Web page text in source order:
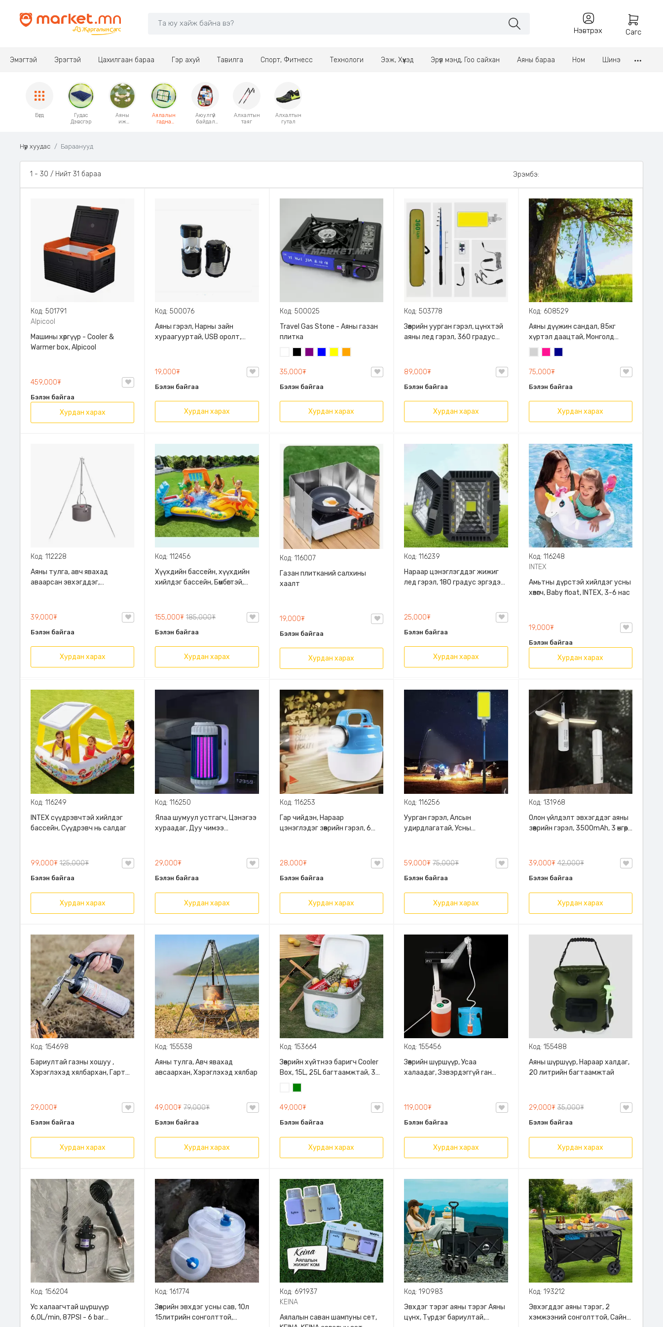
Нэвтрэх Сагс
Эмэгтэй Эрэгтэй Цахилгаан бараа Гэр ахуй Тавилга Спорт, Фитнесс Технологи Ээж, Хүүхэд Эрүүл мэнд, Гоо сайхан Аяны бараа Ном Шинэ
Бүгд
Гудас
Дэвсгэр
Аяны
иж
Аялалын
гадна
Аюулгүй
байдал
Алхалтын
таяг
Алхалтын
гутал
Нүүр хуудас Бараанууд
1 - 30 / Нийт 31 бараа Эрэмбэ:
Код: 501791
Alpicool
Машины хөргүүр - Cooler &
Warmer box, Alpicool
459,000₮
Бэлэн байгаа
Хурдан харах
Код: 500076
Аяны гэрэл, Нарны зайн
хураагууртай, USB оролт,
19,000₮
Бэлэн байгаа
Хурдан харах
Код: 500025
Travel Gas Stone - Аяны газан
плитка
35,000₮
Бэлэн байгаа
Хурдан харах
Код: 503778
Зөөврийн уурган гэрэл, цүнхтэй
аяны лед гэрэл, 360 градус
800Ваттын хүчин чадалтай
89,000₮
Бэлэн байгаа
Хурдан харах
Код: 608529
Аяны дүүжин сандал, 85кг
хүртэл даацтай, Монголд
үйлдвэрлэв
75,000₮
Бэлэн байгаа
Хурдан харах
Код: 112228
Аяны тулга, авч явахад
аваарсан эвхэгддэг,
39,000₮
Бэлэн байгаа
Хурдан харах
Код: 112456
Хүүхдийн бассейн, хүүхдийн
хийлдэг бассейн, Бөмбөгтэй,
155,000₮185,000₮
Бэлэн байгаа
Хурдан харах
Код: 116007
Газан плиткaний салхины
хаалт
19,000₮
Бэлэн байгаа
Хурдан харах
Код: 116239
Нараар цэнэглэгддэг жижиг
лед гэрэл, 180 градус эргэдэг,
25,000₮
Бэлэн байгаа
Хурдан харах
Код: 116248
INTEX
Амьтны дүрстэй хийлдэг усны
хөвөгч, Baby float, INTEX, 3-6 нас
19,000₮
Бэлэн байгаа
Хурдан харах
Код: 116249
INTEX сүүдрэвчтэй хийлдэг
бассейн, Сүүдрэвч нь салдаг
99,000₮ 125,000₮
Бэлэн байгаа
Хурдан харах
Код: 116250
Ялаа шумуул устгагч, Цэнэгээ
хураадаг, Дуу чимээ
29,000₮
Бэлэн байгаа
Хурдан харах
Код: 116253
Гар чийдэн, Нараар
цэнэглэдэг зөөврийн гэрэл, 6
28,000₮
Бэлэн байгаа
Хурдан харах
Код: 116256
Уурган гэрэл, Алсын
удирдлагатай, Усны
59,000₮75,000₮
Бэлэн байгаа
Хурдан харах
Код: 131968
Олон үйлдэлт эвхэгддэг аяны
зөөврийн гэрэл, 3500mAh, 3 өнгөөр
39,000₮42,000₮
Бэлэн байгаа
Хурдан харах
Код: 154698
Бариултай газны хошуу ,
Хэрэглэхэд хялбархан, Гарт
29,000₮
Бэлэн байгаа
Хурдан харах
Код: 155538
Аяны тулга, Авч явахад
авсаархан, Хэрэглэхэд хялбар
49,000₮79,000₮
Бэлэн байгаа
Хурдан харах
Код: 153664
Зөөврийн хүйтнээ баригч Cooler
Box, 15L, 25L багтаамжтай, 3
давхарга бүхий материалтай,
бат бөх, 2 өнгөний сонголттой, Ус
хөлдөөх сав дагалдана
49,000₮
Бэлэн байгаа
Хурдан харах
Код: 155456
Зөөврийн шүршүүр, Усаа
халаадаг, Зэвэрдэггүй ган
дэлгэцтэй, 5000mah battery,
тохируулгатай
119,000₮
Бэлэн байгаа
Хурдан харах
Код: 155488
Аяны шүршүүр, Нараар халдаг,
20 литрийн багтаамжтай
29,000₮35,000₮
Бэлэн байгаа
Хурдан харах
Код: 156204
Ус халаагчтай шүршүүр
6,0L/min, 87PSI - 6 bar
Код: 161774
Зөөврийн эвхдэг усны сав, 10л
15литрийн сонголттой,
Код: 691937
KEINA
Аялалын саван шампуны сет,
Код: 190983
Эвхдэг тэрэг аяны тэрэг Аяны
цүнх, Түрдэг бариултай,
Код: 193212
Эвхэгддэг аяны тэрэг, 2
хэмжээний сонголттой, Сайн